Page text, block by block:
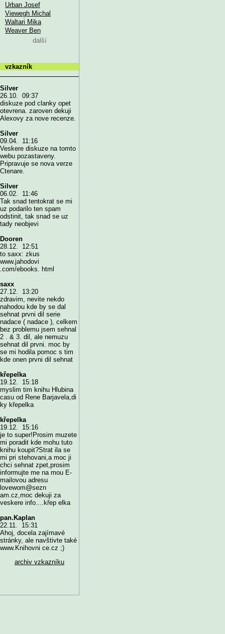
Urban Josef
Viewegh Michal
Waltari Mika
Weaver Ben
další
vzkazník
Silver
26.10. 09:37
diskuze pod clanky opet
otevrena. zaroven dekuji
Alexovy za nove recenze.
Silver
09.04. 11:16
Veskere diskuze na tomto
webu pozastaveny.
Pripravuje se nova verze
Ctenare.
Silver
06.02. 11:46
Tak snad tentokrat se mi
uz podarilo ten spam
odstinit, tak snad se uz
tady neobjevi
Dooren
28.12. 12:51
to saxx: zkus
www.jahodovi
.com/ebooks. html
saxx
27.12. 13:20
zdravim, nevite nekdo
nahodou kde by se dal
sehnat prvni dil serie
nadace ( nadace ), celkem
bez problemu jsem sehnal
2 . & 3. dil, ale nemuzu
sehnat dil prvni. moc by
se mi hodila pomoc s tim
kde onen prvni dil sehnat
křepelka
19.12. 15:18
myslim tim knihu Hlubina
casu od Rene Barjavela,di
ky křepelka
křepelka
19.12. 15:16
je to super!Prosim muzete
mi poradit kde mohu tuto
knihu koupit?Strat ila se
mi pri stehovani,a moc ji
chci sehnat zpet,prosim
informujte me na mou E-
mailovou adresu
lovewom@sezn
am.cz,moc dekuji za
veskere info....křep elka
pan.Kaplan
22.11. 15:31
Ahoj, docela zajímavé
stránky, ale navštivte také
www.Knihovni ce.cz ;)
archiv vzkazníku